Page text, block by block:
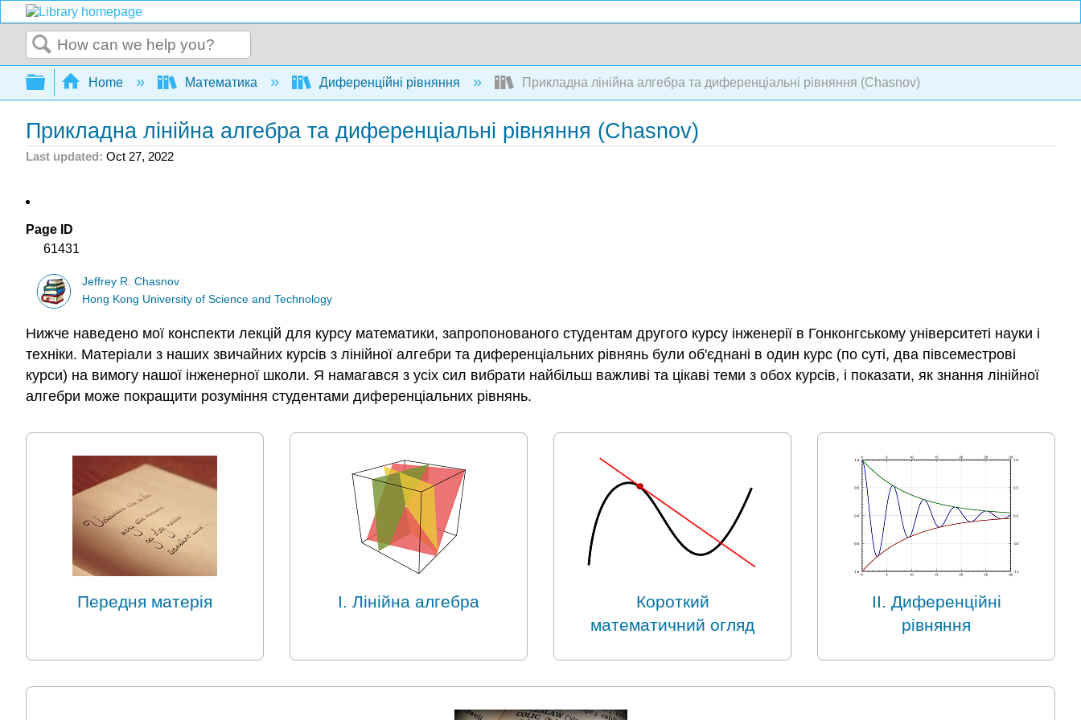
Search
Expand/collapse global hierarchy
Home Математика Диференційні рівняння Прикладна лінійна алгебра та диференціальні рівняння (Chasnov)
Прикладна лінійна алгебра та диференціальні рівняння (Chasnov)
Last updated Oct 27, 2022
Page ID
61431
Jeffrey R. Chasnov
Hong Kong University of Science and Technology
Нижче наведено мої конспекти лекцій для курсу математики, запропонованого студентам другого курсу інженерії в Гонконгському університеті науки і
техніки. Матеріали з наших звичайних курсів з лінійної алгебри та диференціальних рівнянь були об'єднані в один курс (по суті, два півсеместрові
курси) на вимогу нашої інженерної школи. Я намагався з усіх сил вибрати найбільш важливі та цікаві теми з обох курсів, і показати, як знання лінійної
алгебри може покращити розуміння студентами диференціальних рівнянь.
Передня матерія I. Лінійна алгебра
Короткий
математичний огляд
ІІ. Диференційні
рівняння